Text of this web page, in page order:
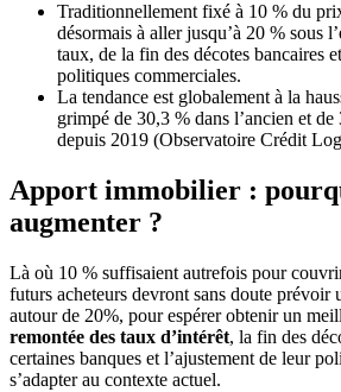
Traditionnellement fixé à 10 % du
désormais à aller jusqu’à 20 % sous
taux, de la fin des décotes bancaires
politiques commerciales.
La tendance est globalement à la
grimpé de 30,3 % dans l’ancien et
depuis 2019 (Observatoire Crédit
Apport immobilier :
augmenter ?
Là où 10 % suffisaient autrefois pour
futurs acheteurs devront sans doute prévoir
autour de 20%, pour espérer obtenir un
remontée des taux d’intérêt, la fin des
certaines banques et l’ajustement de leur
s’adapter au contexte actuel.